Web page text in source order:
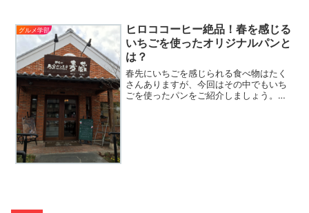
ーローバット開発についてもお話を伺い
ました。
グルメ学部
ヒロココーヒー絶品！春を感じる
いちごを使ったオリジナルパンと
は？
春先にいちごを感じられる食べ物はたく
さんありますが、今回はその中でもいち
ごを使ったパンをご紹介しましょう。大